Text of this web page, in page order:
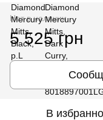
Нет в наличии
5 525 грн
В